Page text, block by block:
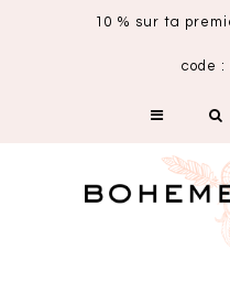
10 % sur ta
code :
CARTE CADEAU